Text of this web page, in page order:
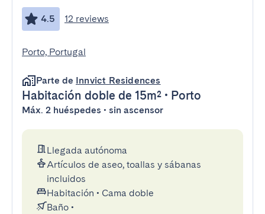
4.5 12 reviews
Porto, Portugal
Parte de Innvict Residences
Habitación doble de 15m² • Porto
Máx. 2 huéspedes • sin ascensor
Llegada autónoma
Artículos de aseo, toallas y sábanas
incluidos
Habitación • Cama doble
Baño •